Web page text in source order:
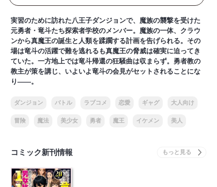
実習のために訪れた八王子ダンジョンで、魔族の襲撃を受けた
元勇者・竜斗たち探索者学校のメンバー。魔族の一体、クラウ
ンから真魔王の誕生と人類を蹂躙する計画を告げられる。その
場は竜斗の活躍で難を逃れるも真魔王の脅威は確実に迫ってき
ていた。一方地上では竜斗帰還の狂騒曲は収まらず。勇者教の
教主が策を講じ、いよいよ竜斗の会見がセットされることにな
り――。
ダンジョン バトル ラブコメ 恋愛 ギャグ 大人向け
冒険 魔法 美少女 勇者 魔王 イケメン 美人
コミック新刊情報